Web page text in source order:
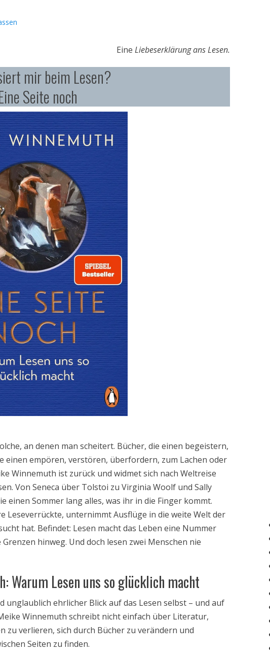
Eine Liebeserklärung ans Lesen.
mir beim Lesen?
Seite noch
an denen man scheitert. Bücher, die einen begeistern,
einen empören, verstören, überfordern, zum Lachen oder
Winnemuth ist zurück und widmet sich nach Weltreise
Von Seneca über Tolstoi zu Virginia Woolf und Sally
einen Sommer lang alles, was ihr in die Finger kommt.
Leseverrückte, unternimmt Ausflüge in die weite Welt der
hat. Befindet: Lesen macht das Leben eine Nummer
hinweg. Und doch lesen zwei Menschen nie
Warum Lesen uns so glücklich macht
unglaublich ehrlicher Blick auf das Lesen selbst – und auf
Winnemuth schreibt nicht einfach über Literatur,
zu verlieren, sich durch Bücher zu verändern und
Seiten zu finden.